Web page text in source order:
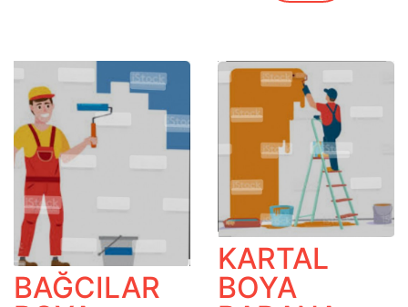
BAĞCILAR
KARTAL
BOYA